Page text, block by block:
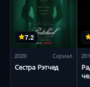
7.2
2020 Сериал
Сестра Рэтчед